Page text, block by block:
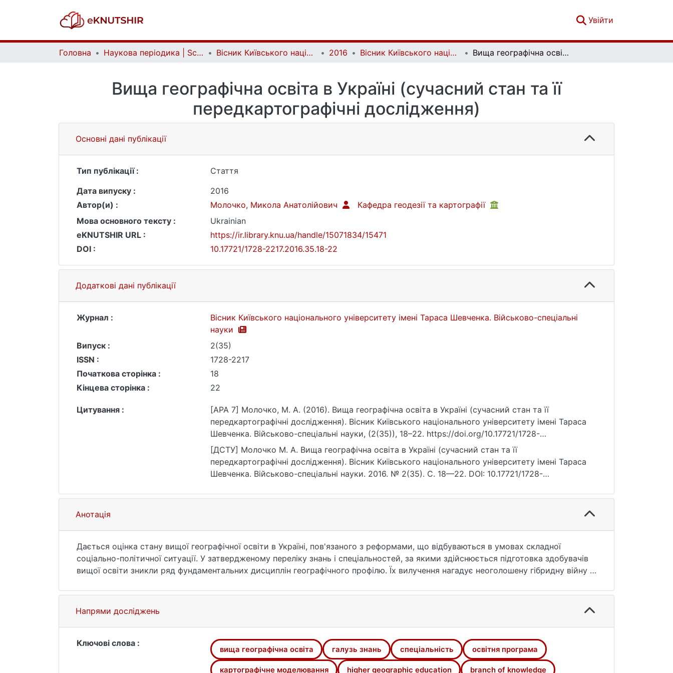
Увійти
Головна Наукова періодика | Scientific periodicals Вісник Київського національного університету імені Тараса Шевченка. Військово-спеціальні науки | Bulletin of Taras Shevchenko National University of Kyiv. Military-special sciences 2016 Вісник Київського національного університету імені Тараса Шевченка. Військово-спеціальні науки. Вип. 2 (35) Вища географічна освіта в Україні (сучасний стан та її передкартографічні дослідження)
Вища географічна освіта в Україні (сучасний стан та її
передкартографічні дослідження)
Основні дані публікації
Тип публікації :
Стаття
Дата випуску :
2016
Автор(и) :
Молочко, Микола Анатолійович
Кафедра геодезії та картографії
Мова основного тексту :
Ukrainian
eKNUTSHIR URL :
https://ir.library.knu.ua/handle/15071834/15471
DOI :
10.17721/1728-2217.2016.35.18-22
Додаткові дані публікації
Журнал :
Вісник Київського національного університету імені Тараса Шевченка. Військово-спеціальні
науки
Випуск :
2(35)
ISSN :
1728-2217
Початкова сторінка :
18
Кінцева сторінка :
22
Цитування :
[APA 7] Молочко, М. А. (2016). Вища географічна освіта в Україні (сучасний стан та її
передкартографічні дослідження). Вісник Київського національного університету імені Тараса
Шевченка. Військово-спеціальні науки, (2(35)), 18–22. https://doi.org/10.17721/1728-
2217.2016.35.18-22
[ДСТУ] Молочко М. А. Вища географічна освіта в Україні (сучасний стан та її
передкартографічні дослідження). Вісник Київського національного університету імені Тараса
Шевченка. Військово-спеціальні науки. 2016. № 2(35). С. 18—22. DOI: 10.17721/1728-
Анотація
Дається оцінка стану вищої географічної освіти в Україні, пов'язаного з реформами, що відбуваються в умовах складної
соціально-політичної ситуації. У затвердженому переліку знань і спеціальностей, за якими здійснюється підготовка здобувачів
вищої освіти зникли ряд фундаментальних дисциплін географічного профілю. Їх вилучення нагадує неоголошену гібридну війну в
вбачається у підтримці з боку самоврядного Київського національного університету імені Тараса Шевченка всієї надзвичайно
розгалуженої системи географічних наук, серед яких і воєнна (від "війна"), а краще військова географія. Розглядаються зміни
вищої географічної освіти, зокрема, у картографічній її галузі та деякі результати їх передкартографічних досліджень. Ключові
слова: вища географічна освіта, галузь знань, спеціальність, освітня програма, картографічне моделювання.
Напрями досліджень
Ключові слова :
вища географічна освіта галузь знань спеціальність освітня програма
картографічне моделювання higher geographic education branch of knowledge